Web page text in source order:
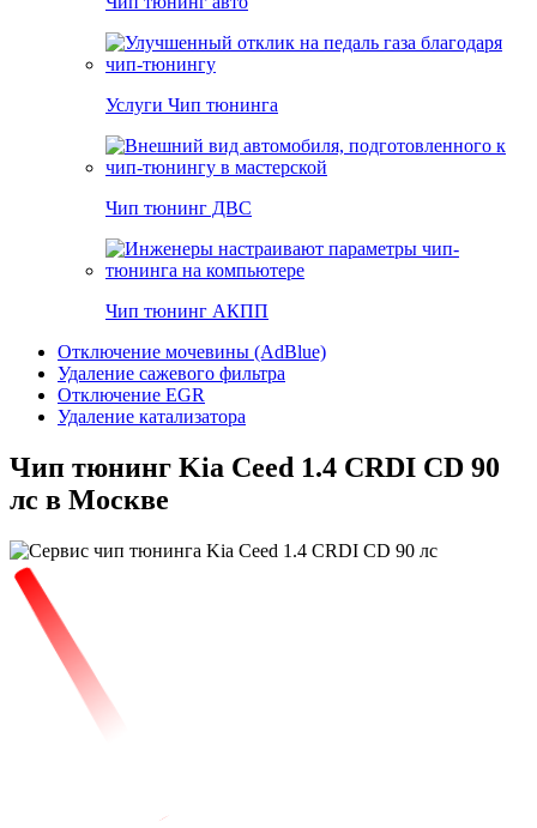
Услуги Чип тюнинга
Чип тюнинг ДВС
Чип тюнинг АКПП
Отключение мочевины (AdBlue)
Удаление сажевого фильтра
Отключение EGR
Удаление катализатора
Чип тюнинг Kia Ceed 1.4 CRDI CD 90
лс в Москве